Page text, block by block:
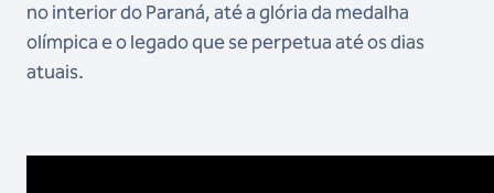
no interior do Paraná, até a glória da medalha
olímpica e o legado que se perpetua até os dias
atuais.